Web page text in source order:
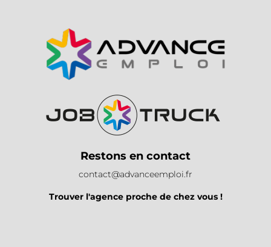
Restons en contact
contact@advanceemploi.fr
Trouver l'agence proche de chez vous !